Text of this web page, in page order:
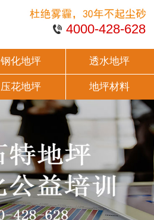
4000-428-628
钢化地坪 透水地坪
压花地坪 地坪材料